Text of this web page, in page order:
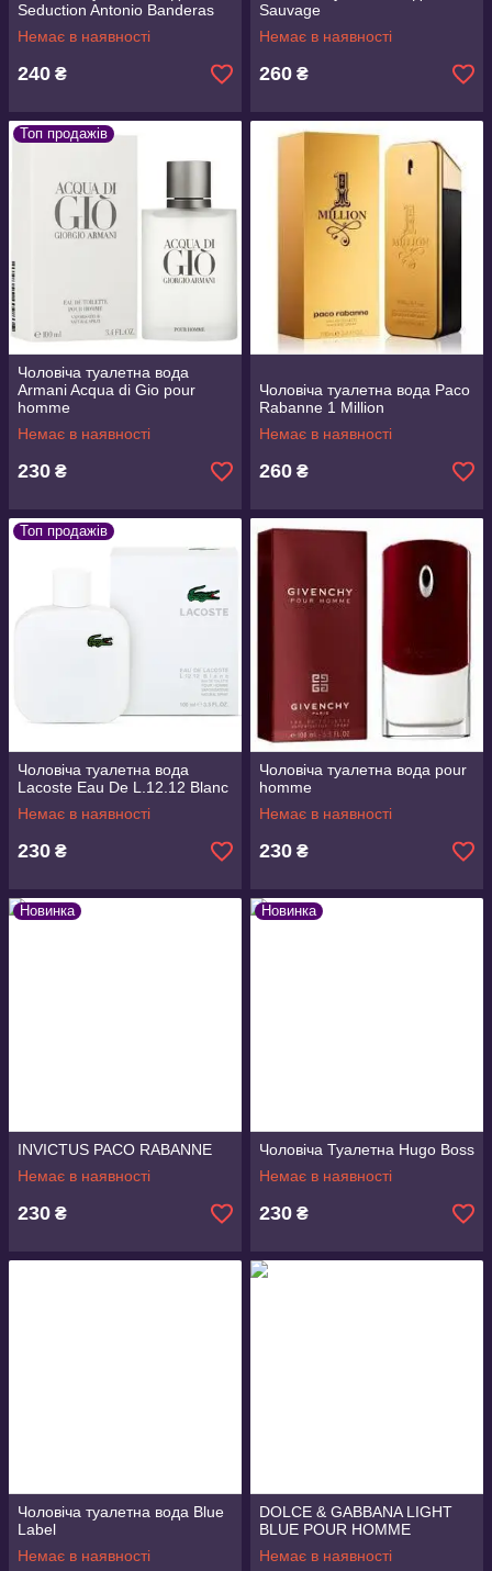
Seduction Antonio Banderas
Немає в наявності
240 ₴
Sauvage
Немає в наявності
260 ₴
Топ продажів
Чоловіча туалетна вода
Armani Acqua di Gio pour
homme
Немає в наявності
230 ₴
Чоловіча туалетна вода Paco
Rabanne 1 Million
Немає в наявності
260 ₴
Топ продажів
Чоловіча туалетна вода
Lacoste Eau De L.12.12 Blanc
Немає в наявності
230 ₴
Чоловіча туалетна вода pour
homme
Немає в наявності
230 ₴
Новинка
INVICTUS PACO RABANNE
Немає в наявності
230 ₴
Новинка
Чоловіча Туалетна Hugo Boss
Немає в наявності
230 ₴
Чоловіча туалетна вода Blue
Label
Немає в наявності
DOLCE & GABBANA LIGHT
BLUE POUR HOMME
Немає в наявності